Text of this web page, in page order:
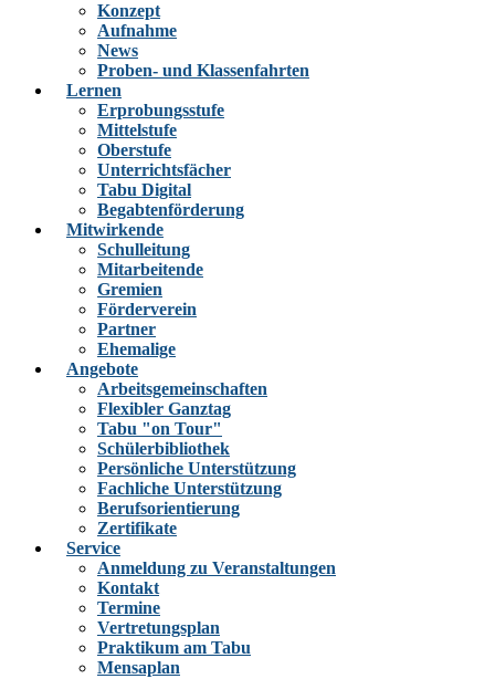
Konzept
Aufnahme
News
Proben- und Klassenfahrten
Lernen
Erprobungsstufe
Mittelstufe
Oberstufe
Unterrichtsfächer
Tabu Digital
Begabtenförderung
Mitwirkende
Schulleitung
Mitarbeitende
Gremien
Förderverein
Partner
Ehemalige
Angebote
Arbeitsgemeinschaften
Flexibler Ganztag
Tabu "on Tour"
Schülerbibliothek
Persönliche Unterstützung
Fachliche Unterstützung
Berufsorientierung
Zertifikate
Service
Anmeldung zu Veranstaltungen
Kontakt
Termine
Vertretungsplan
Praktikum am Tabu
Mensaplan